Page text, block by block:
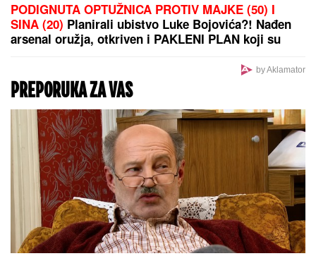
PODIGNUTA OPTUŽNICA PROTIV MAJKE (50) I
SINA (20) Planirali ubistvo Luke Bojovića?! Nađen
arsenal oružja, otkriven i PAKLENI PLAN koji su
by Aklamator
PREPORUKA ZA VAS